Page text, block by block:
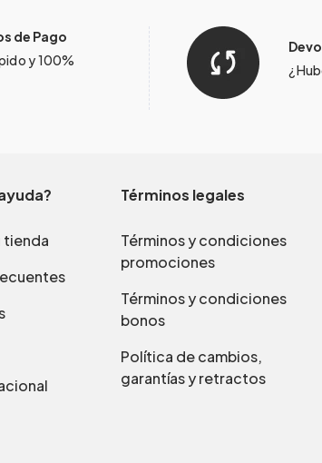
de Pago
y 100%
tienda
Términos legales
Términos y condiciones
promociones
Términos y condiciones
bonos
Política de cambios,
garantías y retractos